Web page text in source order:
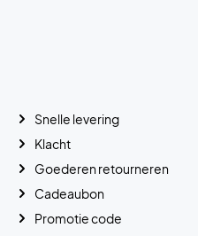
Snelle levering
Klacht
Goederen retourneren
Cadeaubon
Promotie code